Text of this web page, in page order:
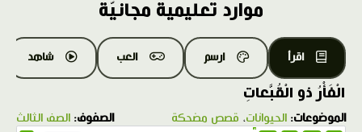
موارد تعليمية مجانيّة
اقرأ ارسم العب شاهد
الْفَأْرُ ذو الْقُبَّعاتِ
الموضوعات: الحيوانات، قصص مضحكة الصفوف: الصف الثالث
1.0X